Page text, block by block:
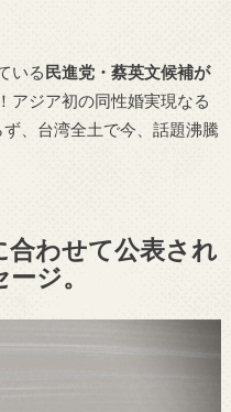
いる民進党・蔡英文候補が
アジア初の同性婚実現なる
、台湾全土で今、話題沸騰
わせて公表され
ジ。